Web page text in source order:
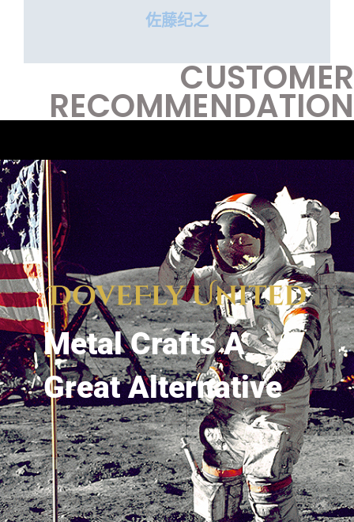
佐藤纪之
CUSTOMER
RECOMMENDATION
Metal Crafts A
Great Alternative